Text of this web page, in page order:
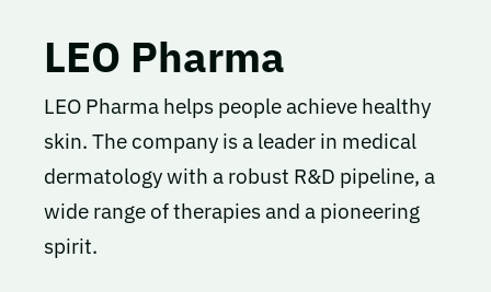
LEO Pharma
LEO Pharma helps people achieve healthy
skin. The company is a leader in medical
dermatology with a robust R&D pipeline, a
wide range of therapies and a pioneering
spirit.